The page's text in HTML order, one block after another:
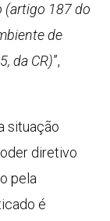
(artigo 187 do
de
da CR)”,
situação
diretivo
pela
é